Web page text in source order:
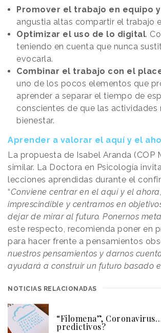
Promover el trabajo en equipo
angustia altas compartir el trabajo
Optimizar el uso de lo digital.
teniendo en cuenta que nunca
evocarla.
Combinar el trabajo con el
uno de los pocos elementos que
aprender a separar el tiempo de
conscientes de que las
bienestar.
Aprender a valorar el aquí y el
La propuesta de Isabel Aranda (COP
similar. La Doctora en Psicología
lecciones aprendidas durante el
“Conviene centrar en el aquí y el
imprescindible y centrarnos en
dejar de mirar al futuro. Ponernos
este respecto, recomienda poner en
para hacer frente a pensamientos
nuestros pensamientos y darnos
ayudará a construir un futuro basado
NOTICIAS RELACIONADAS
“Filomena”,
predictivos?